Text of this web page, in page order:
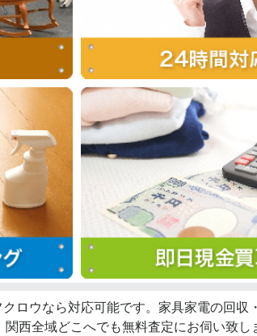
ロウなら対応可能です。家具家電の回
関西全域どこへでも無料査定にお伺い致